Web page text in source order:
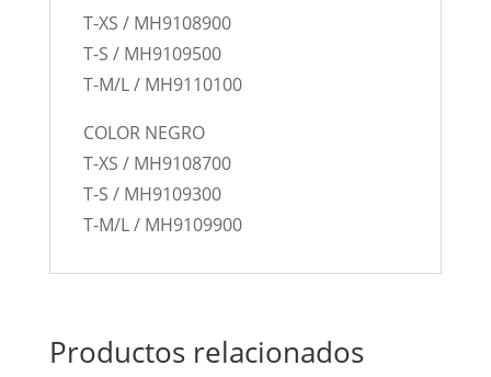
T-XS / MH9108900
T-S / MH9109500
T-M/L / MH9110100
COLOR NEGRO
T-XS / MH9108700
T-S / MH9109300
T-M/L / MH9109900
Productos relacionados